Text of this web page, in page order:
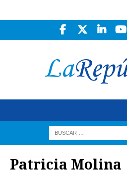
Patricia Molina